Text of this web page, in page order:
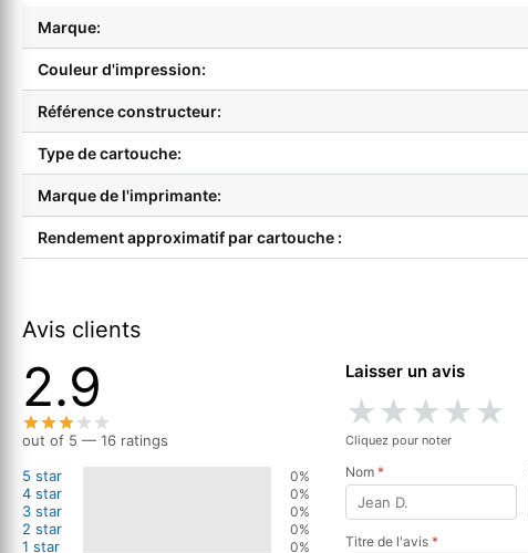
Marque:
Couleur d'impression:
Référence constructeur:
Type de cartouche:
Marque de l'imprimante:
Rendement approximatif par cartouche :
Avis clients
2.9
out of 5 — 16 ratings
5 star
0%
4 star 0%
3 star 0%
2 star 0%
1 star 0%
Laisser un avis
★★★★★
Cliquez pour noter
Nom *
Titre de l'avis *